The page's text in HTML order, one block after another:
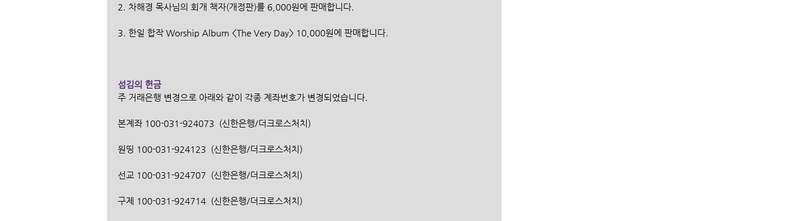
2. 차해경 목사님의 회개 책자(개정판)를 6,000원에 판매합니다.
3. 한일 합작 Worship Album <The Very Day> 10,000원에 판매합니다.
섬김의 헌금
주 거래은행 변경으로 아래와 같이 각종 계좌번호가 변경되었습니다.
본계좌 100-031-924073  (신한은행/더크로스처치)
원띵 100-031-924123  (신한은행/더크로스처치)
선교 100-031-924707  (신한은행/더크로스처치)
구제 100-031-924714  (신한은행/더크로스처치)